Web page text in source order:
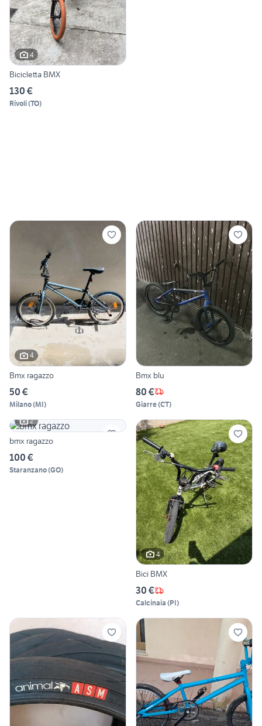
4
Bicicletta BMX
130 €
Rivoli(TO)
4
Bmx ragazzo
50 €
Milano(MI)
Bmx blu
80 €
Giarre(CT)
2
bmx ragazzo
100 €
Staranzano(GO)
4
Bici BMX
30 €
Calcinaia (PI)